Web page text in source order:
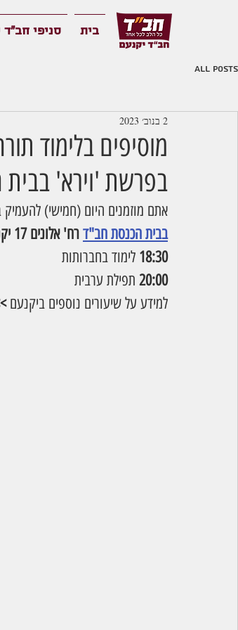
בית סניפי חב"ד
All Posts
מוסיפים בלימוד
בפרשת 'וירא'
2 בנוב׳ 2023
אתם מוזמנים היום (חמישי)
בבית הכנסת חב"ד רח' אלונים 17 יקנעם
18:30 לימוד בחברותות
20:00 תפילת ערבית
למידע על שיעורים נוספים ביקנעם